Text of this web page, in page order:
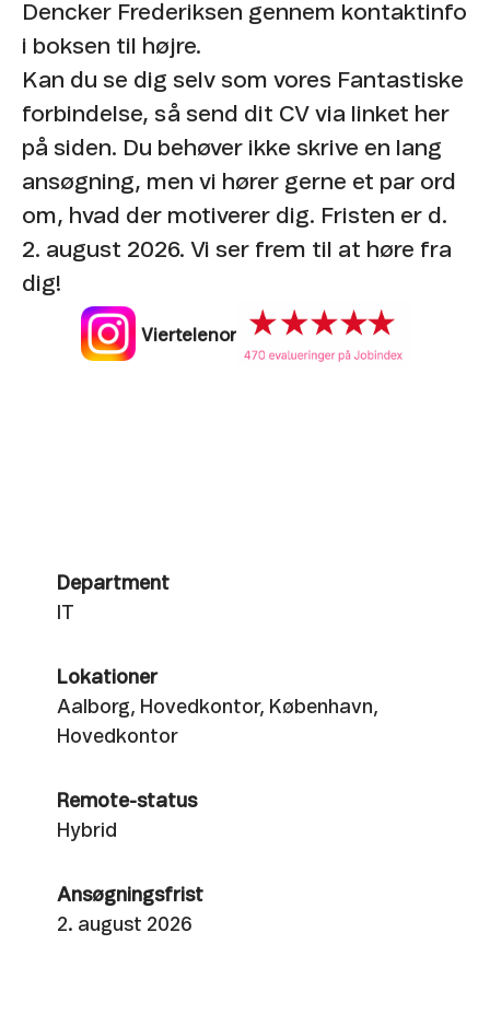
Dencker Frederiksen gennem kontaktinfo
i boksen til højre.
Kan du se dig selv som vores Fantastiske
forbindelse, så send dit CV via linket her
på siden. Du behøver ikke skrive en lang
ansøgning, men vi hører gerne et par ord
om, hvad der motiverer dig. Fristen er d.
2. august 2026. Vi ser frem til at høre fra
dig!
Viertelenor
Department
IT
Lokationer
Aalborg, Hovedkontor, København,
Hovedkontor
Remote-status
Hybrid
Ansøgningsfrist
2. august 2026